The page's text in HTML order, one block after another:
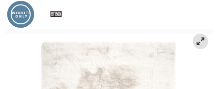
WEBSITE
ONLY